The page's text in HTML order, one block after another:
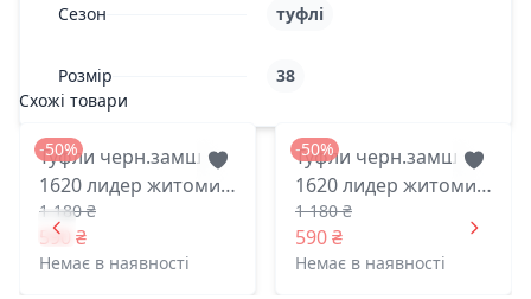
Сезон туфлі
Розмір
38
Схожі товари
-50%
Туфли черн.замш
1620 лидер житомир
36(р)
1 180 ₴
590 ₴
Немає в наявності
-50%
Туфли черн.замш
1620 лидер житомир
39(р)
1 180 ₴
590 ₴
Немає в наявності